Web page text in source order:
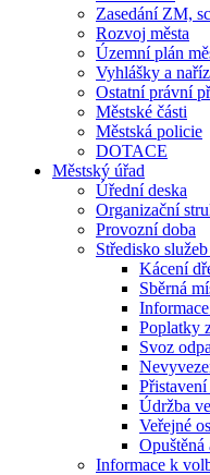
Zasedání ZM,
Rozvoj města
Územní plán
Vyhlášky a
Ostatní právní
Městské části
Městská policie
DOTACE
Městský úřad
Úřední deska
Organizační
Provozní doba
Středisko
Kácení
Sběrná
Poplatky
Svoz
Údržba
Veřejné
Opuštěná
Informace k